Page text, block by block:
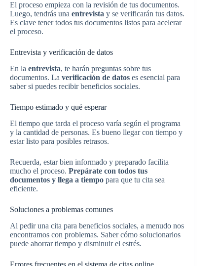
El proceso empieza con la revisión de tus documentos.
Luego, tendrás una entrevista y se verificarán tus datos.
Es clave tener todos tus documentos listos para acelerar
el proceso.
Entrevista y verificación de datos
En la entrevista, te harán preguntas sobre tus
documentos. La verificación de datos es esencial para
saber si puedes recibir beneficios sociales.
Tiempo estimado y qué esperar
El tiempo que tarda el proceso varía según el programa
y la cantidad de personas. Es bueno llegar con tiempo y
estar listo para posibles retrasos.
Recuerda, estar bien informado y preparado facilita
mucho el proceso. Prepárate con todos tus
documentos y llega a tiempo para que tu cita sea
eficiente.
Soluciones a problemas comunes
Al pedir una cita para beneficios sociales, a menudo nos
encontramos con problemas. Saber cómo solucionarlos
puede ahorrar tiempo y disminuir el estrés.
Errores frecuentes en el sistema de citas online